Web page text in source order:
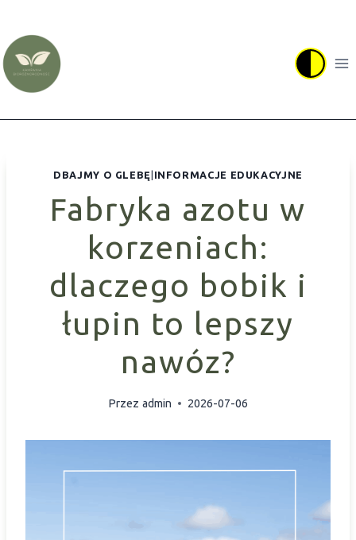
treści
DBAJMY O GLEBĘ INFORMACJE EDUKACYJNE
Fabryka azotu w
korzeniach:
dlaczego bobik i
łupin to lepszy
nawóz?
Przez admin 2026-07-06